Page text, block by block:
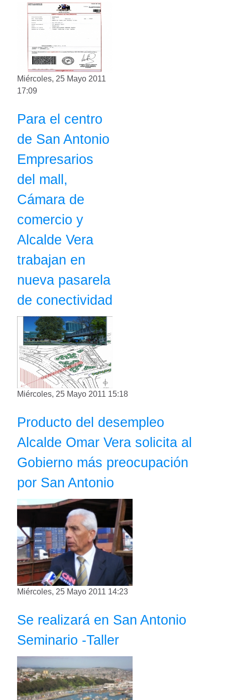
Miércoles, 25 Mayo 2011
17:09
Para el centro
de San Antonio
Empresarios
del mall,
Cámara de
comercio y
Alcalde Vera
trabajan en
nueva pasarela
de conectividad
Miércoles, 25 Mayo 2011 15:18
Producto del desempleo
Alcalde Omar Vera solicita al
Gobierno más preocupación
por San Antonio
Miércoles, 25 Mayo 2011 14:23
Se realizará en San Antonio
Seminario -Taller